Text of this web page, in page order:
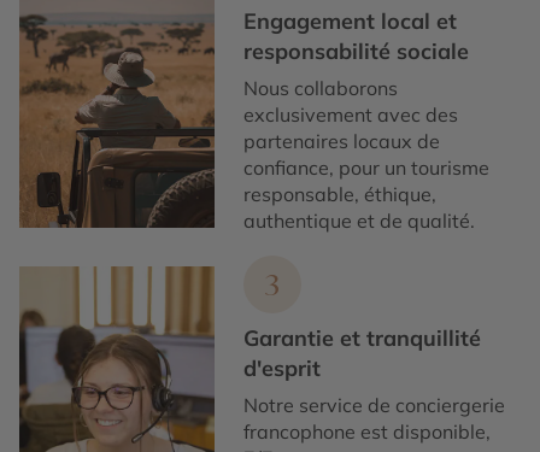
Engagement local et
responsabilité sociale
Nous collaborons
exclusivement avec des
partenaires locaux de
confiance, pour un tourisme
responsable, éthique,
authentique et de qualité.
3
Garantie et tranquillité
d'esprit
Notre service de conciergerie
francophone est disponible,